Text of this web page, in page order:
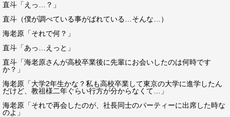
直斗「えっ…？」
直斗（僕が調べている事がばれている…そんな…）
海老原「それで何？」
直斗「あっ…えっと」
直斗「海老原さんが高校卒業後に先輩にお会いしたのは何時です
か？」
海老原「大学2年生かな？私も高校卒業して東京の大学に進学したん
だけど、教祖様二年ぐらい行方が分からなくて…」
海老原「それで再会したのが、社長同士のパーティーに出席した時な
のよ」